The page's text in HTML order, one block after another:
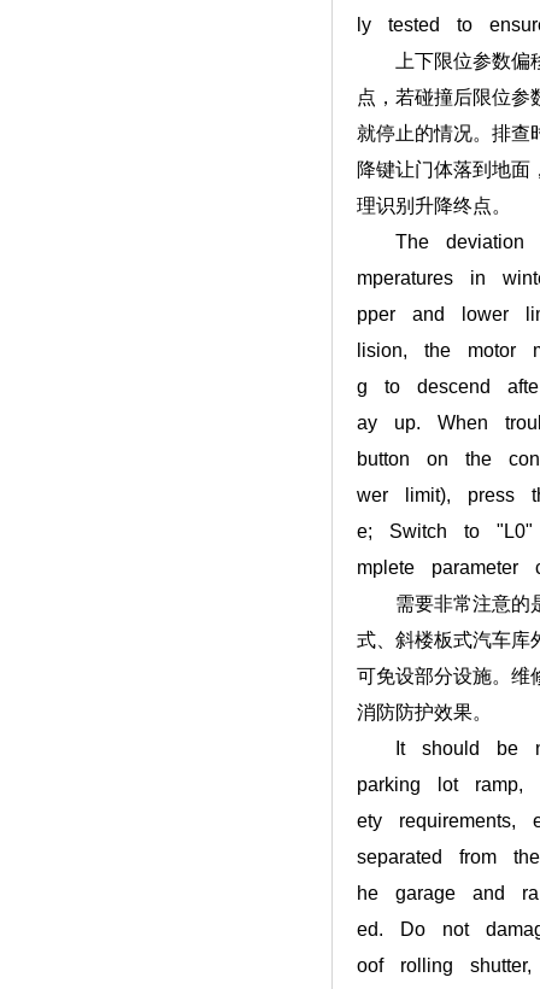
ly tested to
上下限位参数偏移
点，若碰撞后限位参
就停止的情况。排查
降键让门体落到地面
理识别升降终点。
The deviation
mperatures in
pper and lower
lision, the motor
g to descend
ay up. When
button on the
wer limit), press
e; Switch to "L0"
mplete
需要非常注意的是
式、斜楼板式汽车库
可免设部分设施。维
消防防护效果。
It should be
parking lot ramp,
ety
separated from
he garage and
ed. Do not
oof rolling